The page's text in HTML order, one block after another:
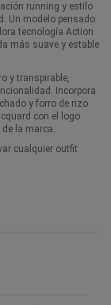
running y estilo
Un modelo pensado
tecnología Action
más suave y estable
y transpirable,
Incorpora
y forro de rizo
con el logo
la marca.
cualquier outfit